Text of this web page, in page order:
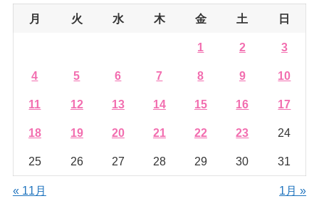
月 火 水 木 金 土 日
1 2 3
4 5 6 7 8 9 10
11 12 13 14 15 16 17
18 19 20 21 22 23 24
25 26 27 28 29 30 31
« 11月 1月 »